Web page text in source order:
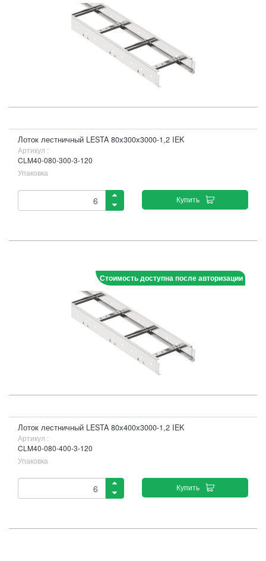
Лоток лестничный LESTA 80х300х3000-1,2 IEK
Артикул :
CLM40-080-300-3-120
Упаковка
Купить
Стоимость доступна после авторизации
Лоток лестничный LESTA 80х400х3000-1,2 IEK
Артикул :
CLM40-080-400-3-120
Упаковка
Купить